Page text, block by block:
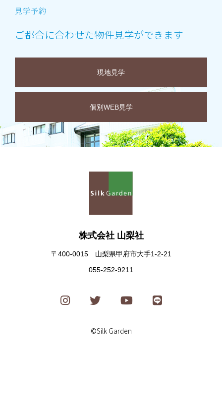
ご都合に合わせた物件見学ができます
現地見学
個別WEB見学
株式会社 山梨社
〒400-0015 山梨県甲府市大手1-2-21
055-252-9211
©Silk Garden